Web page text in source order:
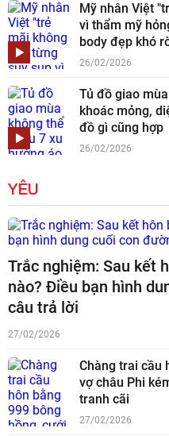
Mỹ nhân Việt
vì thẩm mỹ
body đẹp khó
26/02/2026
Tủ đồ giao
khoác mỏng,
đồ gì cũng hợp
26/02/2026
YÊU
Trắc nghiệm: Sau kết
nào? Điều bạn hình
câu trả lời
27/02/2026
Chàng trai cầu
vợ châu Phi
tranh cãi
27/02/2026